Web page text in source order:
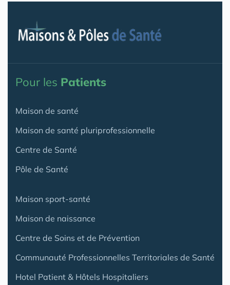
Pour les Patients
Maison de santé
Maison de santé pluriprofessionnelle
Centre de Santé
Pôle de Santé
Maison sport-santé
Maison de naissance
Centre de Soins et de Prévention
Communauté Professionnelles Territoriales de Santé
Hotel Patient & Hôtels Hospitaliers